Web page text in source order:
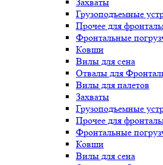
Грузоподъемные
Прочее для
Фронтальные
Ковши
Вилы для сена
Отвалы для
Вилы для палетов
Захваты
Грузоподъемные
Прочее для
Фронтальные
Ковши
Вилы для сена